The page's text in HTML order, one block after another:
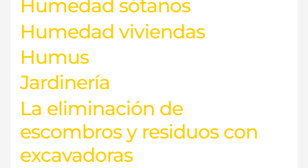
Humedad sótanos
Humedad viviendas
Humus
Jardinería
La eliminación de
escombros y residuos con
excavadoras